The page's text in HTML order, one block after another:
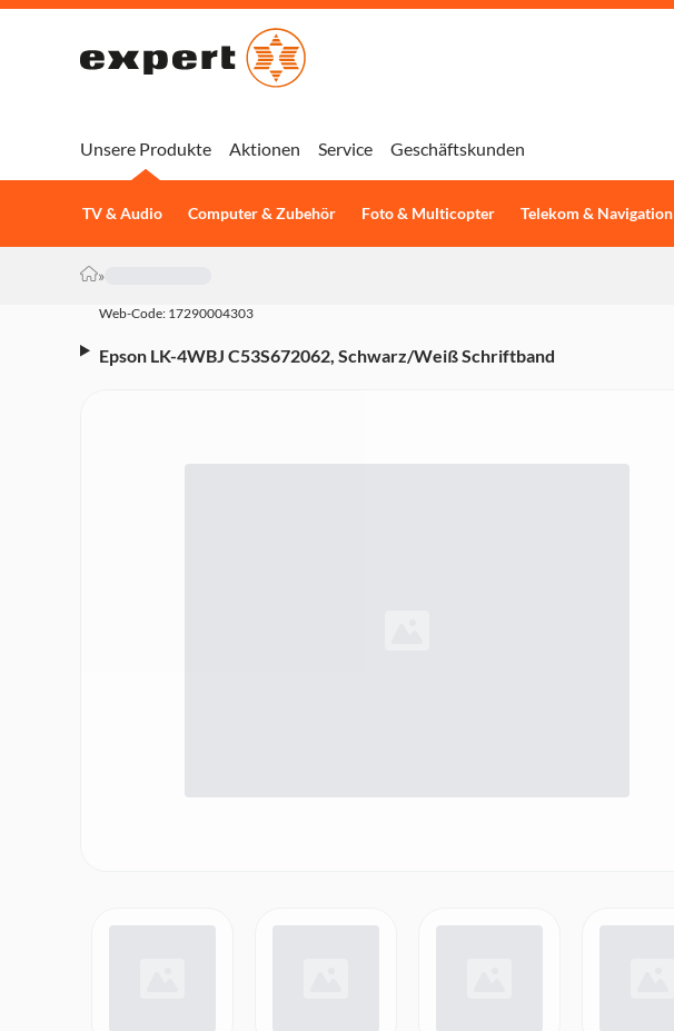
Unsere Produkte
TV & Audio Computer & Zubehör Foto & Multicopter Telekom & Navigation
Aktionen Service Geschäftskunden
»
Web-Code: 17290004303
Epson LK-4WBJ C53S672062, Schwarz/Weiß Schriftband